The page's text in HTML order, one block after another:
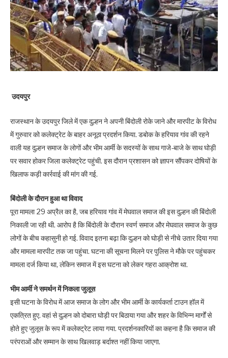
उदयपुर
राजस्थान के उदयपुर जिले में एक दुल्हन ने अपनी बिंदोली रोके जाने और मारपीट के विरोध
में गुरुवार को कलेक्ट्रेट के बाहर अनूठा प्रदर्शन किया. डबोक के हरियाव गांव की रहने
वाली यह दुल्हन समाज के लोगों और भीम आर्मी के सदस्यों के साथ गाजे-बाजे के साथ घोड़ी
पर सवार होकर जिला कलेक्ट्रेट पहुंची. इस दौरान प्रशासन को ज्ञापन सौंपकर दोषियों के
खिलाफ कड़ी कार्रवाई की मांग की गई.
बिंदोली के दौरान हुआ था विवाद
पूरा मामला 29 अप्रैल का है, जब हरियाव गांव में मेघवाल समाज की इस दुल्हन की बिंदोली
निकाली जा रही थी. आरोप है कि बिंदोली के दौरान स्वर्ण समाज और मेघवाल समाज के कुछ
लोगों के बीच कहासुनी हो गई. विवाद इतना बढ़ा कि दुल्हन को घोड़ी से नीचे उतार दिया गया
और मामला मारपीट तक जा पहुंचा. घटना की सूचना मिलने पर पुलिस ने मौके पर पहुंचकर
मामला दर्ज किया था, लेकिन समाज में इस घटना को लेकर गहरा आक्रोश था.
भीम आर्मी ने समर्थन में निकला जुलूस
इसी घटना के विरोध में आज समाज के लोग और भीम आर्मी के कार्यकर्ता टाउन हॉल में
एकत्रित हुए. वहां से दुल्हन को दोबारा घोड़ी पर बिठाया गया और शहर के विभिन्न मार्गों से
होते हुए जुलूस के रूप में कलेक्ट्रेट लाया गया. प्रदर्शनकारियों का कहना है कि समाज की
परंपराओं और सम्मान के साथ खिलवाड़ बर्दाश्त नहीं किया जाएगा.